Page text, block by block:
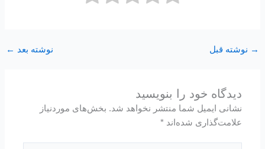
→ نوشته قبل نوشته بعد ←
دیدگاه‌ خود را بنویسید
نشانی ایمیل شما منتشر نخواهد شد. بخش‌های موردنیاز
علامت‌گذاری شده‌اند*